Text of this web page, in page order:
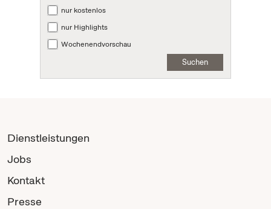
nur kostenlos
nur Highlights
Wochenendvorschau
Suchen
Dienstleistungen
Jobs
Kontakt
Presse